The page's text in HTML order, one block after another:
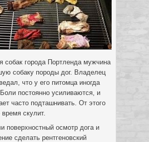
собак города Портленда мужчина
собаку породы дог. Владелец
что у его питомца иногда
постоянно усиливаются, и
часто подташнивать. От этого
скулит.
поверхностный осмотр дога и
сделать рентгеновский